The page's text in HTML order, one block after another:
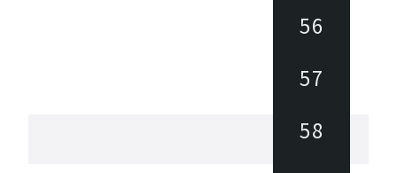
56
57
58